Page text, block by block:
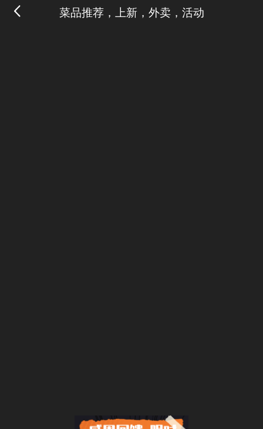
菜品推荐，上新，外卖，活动